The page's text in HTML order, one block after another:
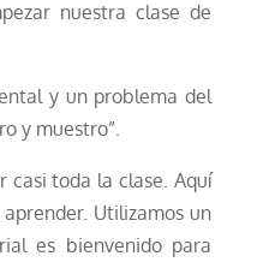
nuestra clase de
y un problema del
y muestro”.
casi toda la clase. Aquí
Utilizamos un
es bienvenido para